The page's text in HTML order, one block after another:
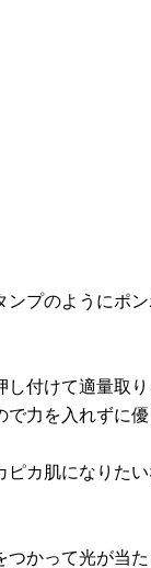
プのようにポ
付けて適量取
力を入れずに優
カ肌になりた
かって光が当